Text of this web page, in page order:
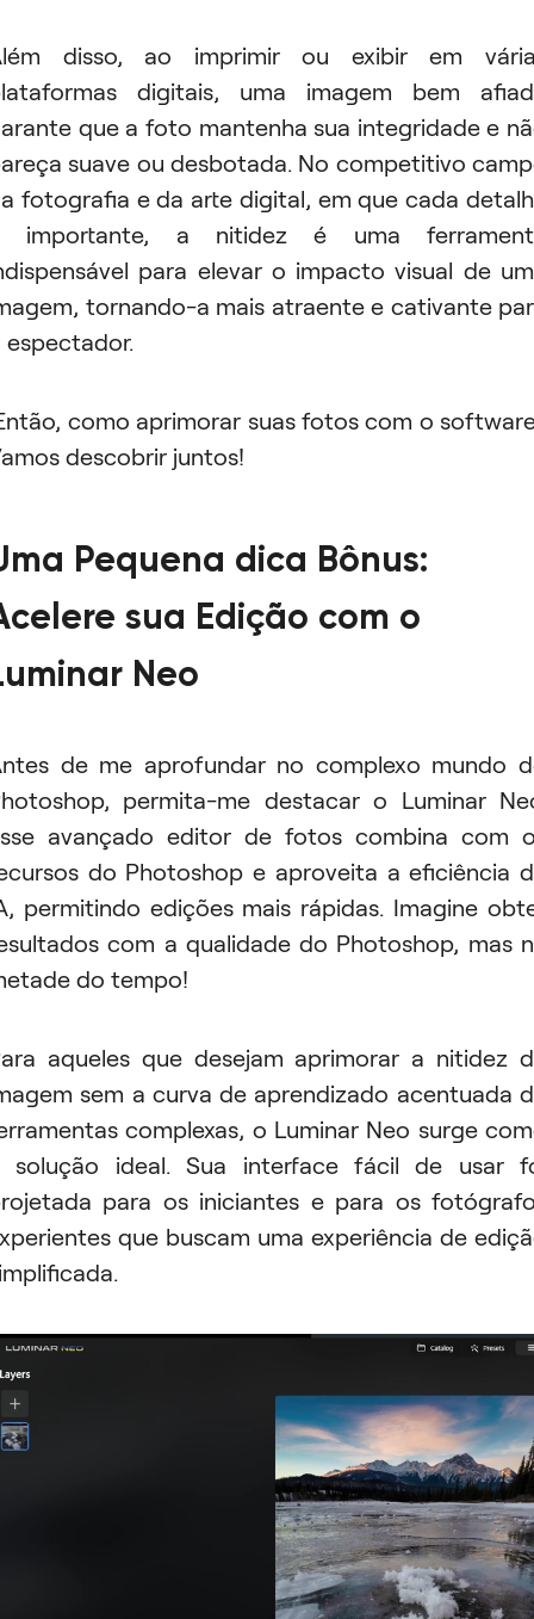
disso, ao imprimir ou exibir em
digitais, uma imagem bem
que a foto mantenha sua integridade e
suave ou desbotada. No competitivo
fotografia e da arte digital, em que cada
importante, a nitidez é uma
para elevar o impacto visual de
tornando-a mais atraente e cativante
espectador.
como aprimorar suas fotos com o
descobrir juntos!
Pequena dica Bônus:
sua Edição com o
Neo
de me aprofundar no complexo mundo
permita-me destacar o Luminar
avançado editor de fotos combina com
do Photoshop e aproveita a eficiência
permitindo edições mais rápidas. Imagine
com a qualidade do Photoshop, mas
do tempo!
aqueles que desejam aprimorar a nitidez
sem a curva de aprendizado acentuada
complexas, o Luminar Neo surge
solução ideal. Sua interface fácil de usar
para os iniciantes e para os
que buscam uma experiência de